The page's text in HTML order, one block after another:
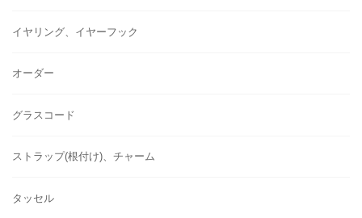
イヤリング、イヤーフック
オーダー
グラスコード
ストラップ(根付け)、チャーム
タッセル